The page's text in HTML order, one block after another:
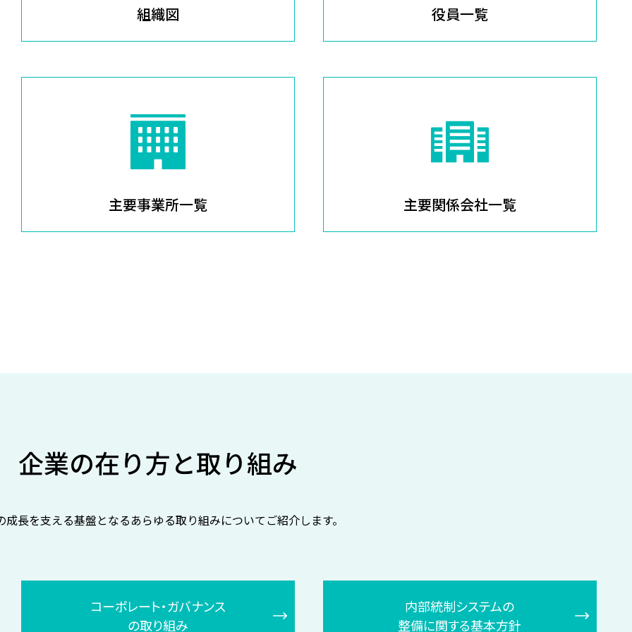
組織図 役員一覧
主要事業所一覧 主要関係会社一覧
企業の在り方と取り組み
成長を支える基盤となるあらゆる取り組みについてご紹介します。
コーポレート・ガバナンス
の取り組み
内部統制システムの
整備に関する基本方針